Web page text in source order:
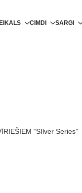
CIMDI SARGI
“SIlver Series”